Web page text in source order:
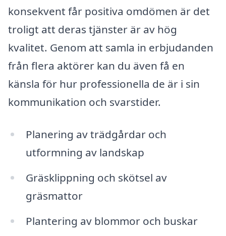
konsekvent får positiva omdömen är det
troligt att deras tjänster är av hög
kvalitet. Genom att samla in erbjudanden
från flera aktörer kan du även få en
känsla för hur professionella de är i sin
kommunikation och svarstider.
Planering av trädgårdar och
utformning av landskap
Gräsklippning och skötsel av
gräsmattor
Plantering av blommor och buskar